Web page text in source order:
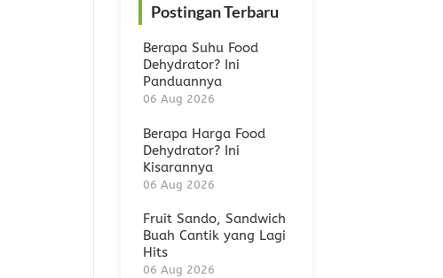
Postingan Terbaru
Berapa Suhu Food
Dehydrator? Ini
Panduannya
06 Aug 2026
Berapa Harga Food
Dehydrator? Ini
Kisarannya
06 Aug 2026
Fruit Sando, Sandwich
Buah Cantik yang Lagi
Hits
06 Aug 2026